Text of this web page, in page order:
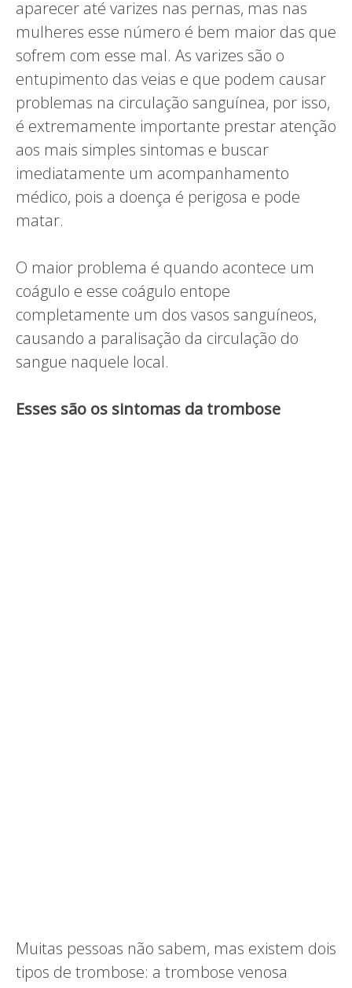
aparecer até varizes nas pernas, mas nas
mulheres esse número é bem maior das que
sofrem com esse mal. As varizes são o
entupimento das veias e que podem causar
problemas na circulação sanguínea, por isso,
é extremamente importante prestar atenção
aos mais simples sintomas e buscar
imediatamente um acompanhamento
médico, pois a doença é perigosa e pode
matar.
O maior problema é quando acontece um
coágulo e esse coágulo entope
completamente um dos vasos sanguíneos,
causando a paralisação da circulação do
sangue naquele local.
Esses são os sintomas da trombose
Muitas pessoas não sabem, mas existem dois
tipos de trombose: a trombose venosa